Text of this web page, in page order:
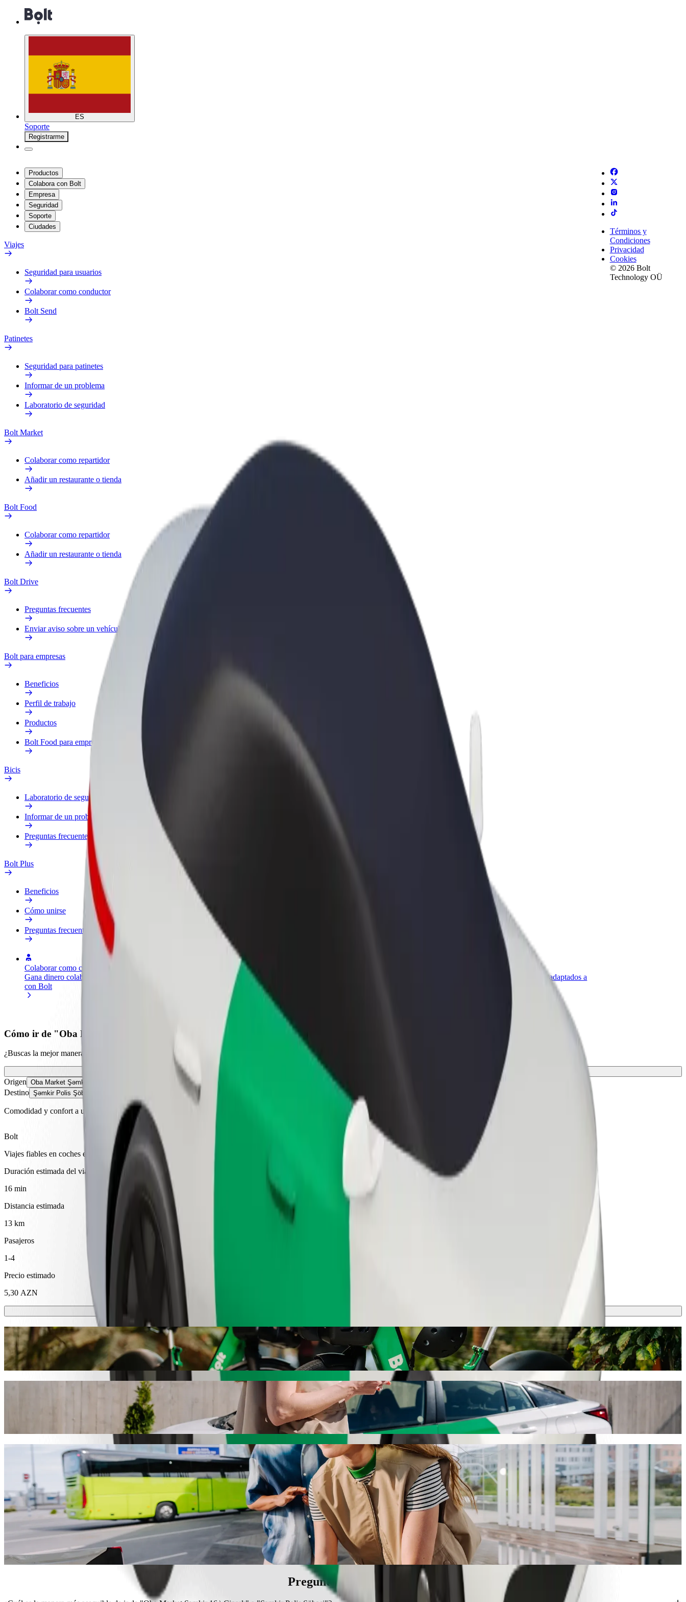
ES
Soporte
Registrarme
Productos
Colabora con Bolt
Empresa
Seguridad
Soporte
Ciudades
Viajes
Seguridad para usuarios
Colaborar como conductor
Bolt Send
Patinetes
Seguridad para patinetes
Informar de un problema
Laboratorio de seguridad
Bolt Market
Colaborar como repartidor
Añadir un restaurante o tienda
Bolt Food
Colaborar como repartidor
Añadir un restaurante o tienda
Bolt Drive
Preguntas frecuentes
Enviar aviso sobre un vehículo
Bolt para empresas
Beneficios
Perfil de trabajo
Productos
Bolt Food para empresas
Bicis
Laboratorio de seguridad
Informar de un problema
Preguntas frecuentes
Bolt Plus
Beneficios
Cómo unirse
Preguntas frecuentes
Colaborar como conductor
Gana dinero colaborando
con Bolt
Añadir un restaurante o tienda
Llega a más clientes y maximiza tus
ganancias
Bolt para empresas
Productos y servicios de Bolt adaptados a
Términos y
Condiciones
Privacidad
Cookies
© 2026 Bolt
Technology OÜ
Cómo ir de "Oba Market Şəmkir 16 \ Çinarlı" a "Şəmkir Polis Şöbəsi"
¿Buscas la mejor manera de ir de "Oba Market Şəmkir 16 \ Çinarlı" a "Şəmkir Polis Şöbəsi"? Echa un vistazo a nuestros servicios y encuentra la mejor opción para tu viaje.
Descargar la app
Origen Oba Market Şəmkir 16 \ Çinarlı
Destino Şəmkir Polis Şöbəsi
Comodidad y confort a un botón de distancia
Bolt
Viajes fiables en coches estándar de tamaño medio.
Duración estimada del viaje
16 min
Distancia estimada
13 km
Pasajeros
1-4
Precio estimado
5,30 AZN
Patinetes o bicis eléctricas
Muévete por Shamkir en patinete o bici eléctrica
Descargar la app de Bolt
Ve de "Oba Market Şəmkir 16 \ Çinarlı" a "Şəmkir Polis Şöbəsi" con Bolt
Te recomendamos que elijas Bolt si buscas el mejor precio para ir a "Şəmkir Polis Şöbəsi". Con Bolt, el trayecto suele hacerse en 16 min y cuesta aproximadamente 5,30 AZN AZN. Sea cual sea la ocasión,
encontraremos el vehículo perfecto para ti.
Servicios de Bolt para ir de "Oba Market Şəmkir 16 \ Çinarlı" a "Şəmkir Polis Şöbəsi"
¿Mucho equipaje? Elige nuestras Vans XL: caben hasta 6 personas.
¿Necesitas llegar con estilo? Prueba los coches prémium de Bolt.
¿Viajas con niños? Pide un viaje con una sillita infantil.
¿Viajas con tu mascota? Prueba los viajes que las aceptan.
¿Necesitas asistencia adicional? Nuestra categoría Assist ofrece vehículos accesibles para sillas de ruedas (WAV).
¿Viajes asequibles? La categoría Bolt tiene los precios más competitivos.
Descargar la app de Bolt
Preguntas frecuentes